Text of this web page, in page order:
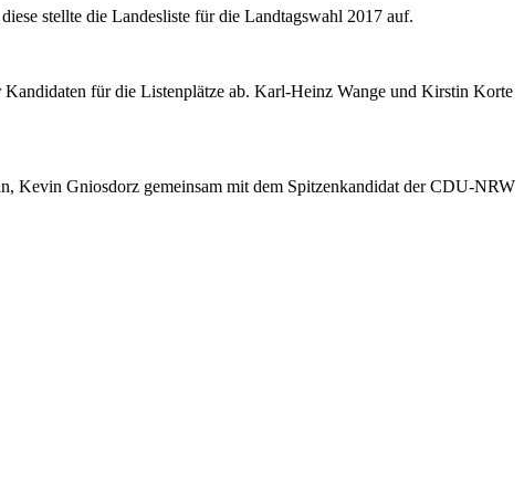
stellte die Landesliste für die Landtagswahl 2017 auf.
für die Listenplätze ab. Karl-Heinz Wange und Kirstin Korte
Kevin Gniosdorz gemeinsam mit dem Spitzenkandidat der CDU-NRW